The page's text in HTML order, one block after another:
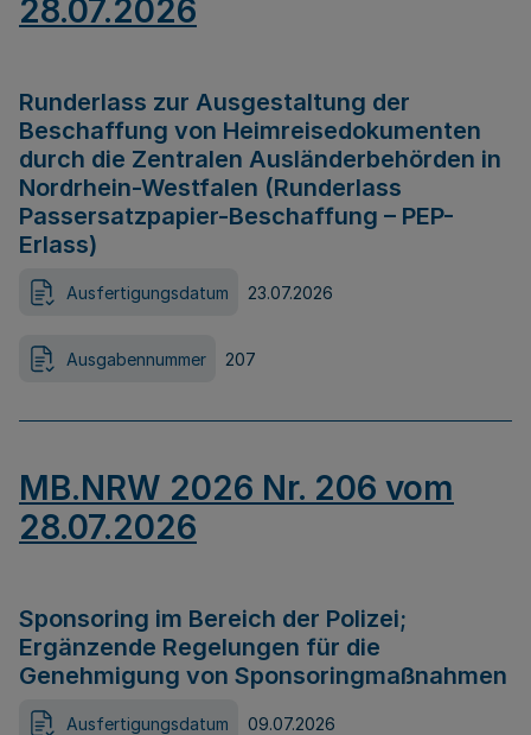
28.07.2026
Runderlass zur Ausgestaltung der
Beschaffung von Heimreisedokumenten
durch die Zentralen Ausländerbehörden in
Nordrhein-Westfalen (Runderlass
Passersatzpapier-Beschaffung – PEP-
Erlass)
Ausfertigungsdatum 23.07.2026
Ausgabennummer 207
MB.NRW 2026 Nr. 206 vom
28.07.2026
Sponsoring im Bereich der Polizei;
Ergänzende Regelungen für die
Genehmigung von Sponsoringmaßnahmen
Ausfertigungsdatum 09.07.2026